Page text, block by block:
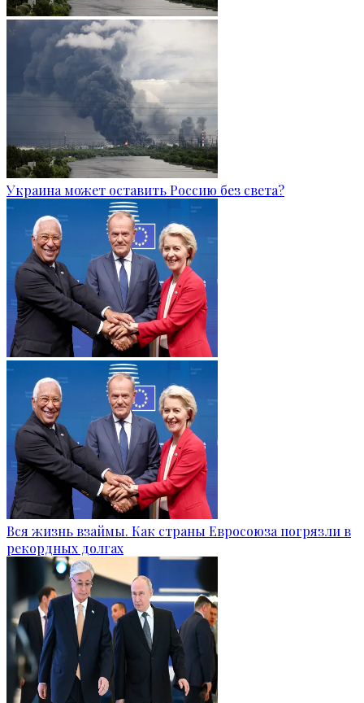
Украина может оставить Россию без света?
Вся жизнь взаймы. Как страны Евросоюза погрязли в
рекордных долгах